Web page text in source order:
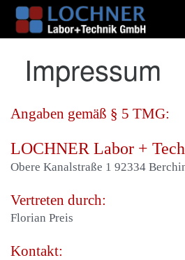
Impressum
Angaben gemäß § 5 TMG:
LOCHNER Labor +
Obere Kanalstraße 1 92334
Vertreten durch:
Florian Preis
Kontakt: